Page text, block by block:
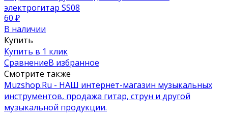
электрогитар SS08
60 ₽
В наличии
Купить
Купить в 1 клик
СравнениеВ избранное
Смотрите также
Muzshop.Ru - НАШ интернет-магазин музыкальных
инструментов, продажа гитар, струн и другой
музыкальной продукции.